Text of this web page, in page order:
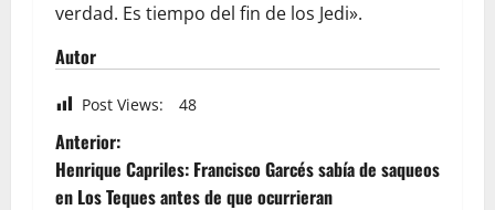
verdad. Es tiempo del fin de los Jedi».
Autor
Post Views: 48
Anterior:
Henrique Capriles: Francisco Garcés sabía de saqueos
en Los Teques antes de que ocurrieran